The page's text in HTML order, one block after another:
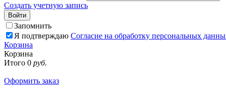
Создать учетную запись
Войти
Запомнить
Я подтверждаю Согласие на обработку персональных
Корзина
Корзина
Итого 0 руб.
Оформить заказ